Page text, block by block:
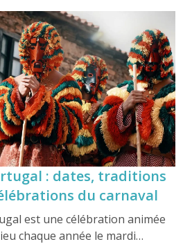
: dates, traditions
du carnaval
est une célébration animée
chaque année le mardi